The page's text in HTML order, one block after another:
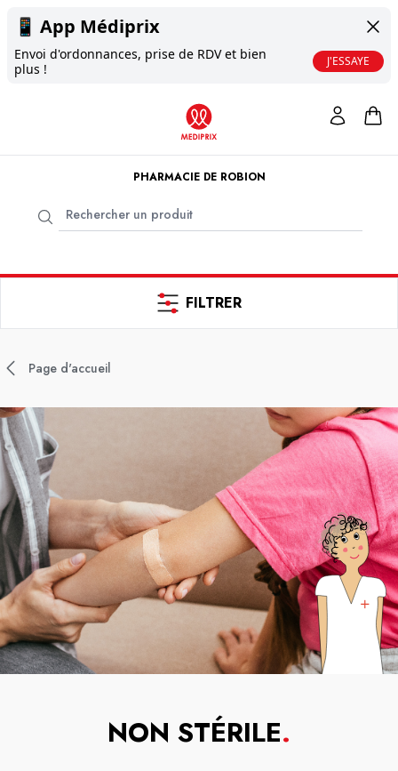
📱 App Médiprix
Envoi d'ordonnances, prise de RDV et bien
plus !
J'ESSAYE
PHARMACIE DE ROBION
FILTRER
Page d'accueil
NON STÉRILE.